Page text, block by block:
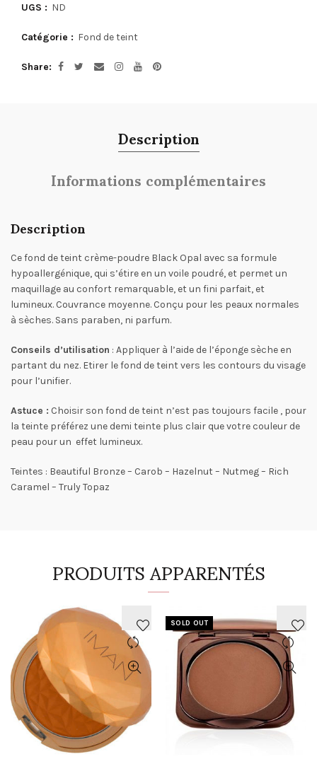
UGS : ND
Catégorie : Fond de teint
Share
Description
Informations complémentaires
Description
Ce fond de teint crème-poudre Black Opal avec sa formule
hypoallergénique, qui s’étire en un voile poudré, et permet un
maquillage au confort remarquable, et un fini parfait, et
lumineux. Couvrance moyenne. Conçu pour les peaux normales
à sèches. Sans paraben, ni parfum.
Conseils d’utilisation : Appliquer à l’aide de l’éponge sèche en
partant du nez. Etirer le fond de teint vers les contours du visage
pour l’unifier.
Astuce : Choisir son fond de teint n’est pas toujours facile , pour
la teinte préférez une demi teinte plus clair que votre couleur de
peau pour un effet lumineux.
Teintes : Beautiful Bronze – Carob – Hazelnut – Nutmeg – Rich
Caramel – Truly Topaz
PRODUITS APPARENTÉS
SOLD OUT